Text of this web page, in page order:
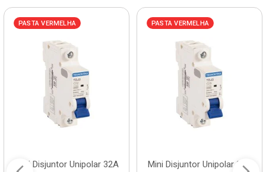
PASTA VERMELHA
Mini Disjuntor Unipolar 32A
PASTA VERMELHA
Mini Disjuntor Unipolar 25A